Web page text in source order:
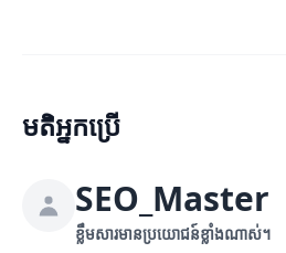
មតិអ្នកប្រើ
SEO_Master
ខ្លឹមសារមានប្រយោជន៍ខ្លាំងណាស់។